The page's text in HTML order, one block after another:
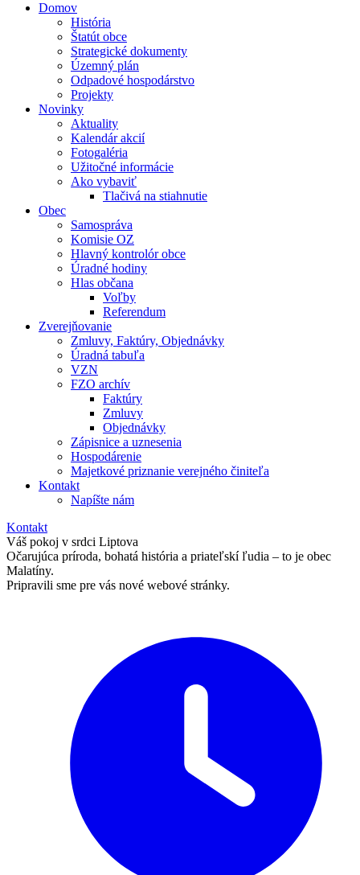
Domov
História
Štatút obce
Strategické dokumenty
Územný plán
Odpadové hospodárstvo
Projekty
Novinky
Aktuality
Kalendár akcií
Fotogaléria
Užitočné informácie
Ako vybaviť
Tlačivá na stiahnutie
Obec
Samospráva
Komisie OZ
Hlavný kontrolór obce
Úradné hodiny
Hlas občana
Voľby
Referendum
Zverejňovanie
Zmluvy, Faktúry, Objednávky
Úradná tabuľa
VZN
FZO archív
Faktúry
Zmluvy
Objednávky
Zápisnice a uznesenia
Hospodárenie
Majetkové priznanie verejného činiteľa
Kontakt
Napíšte nám
Kontakt
Váš pokoj v srdci Liptova
Očarujúca príroda, bohatá história a priateľskí ľudia – to je obec
Malatíny.
Pripravili sme pre vás nové webové stránky.